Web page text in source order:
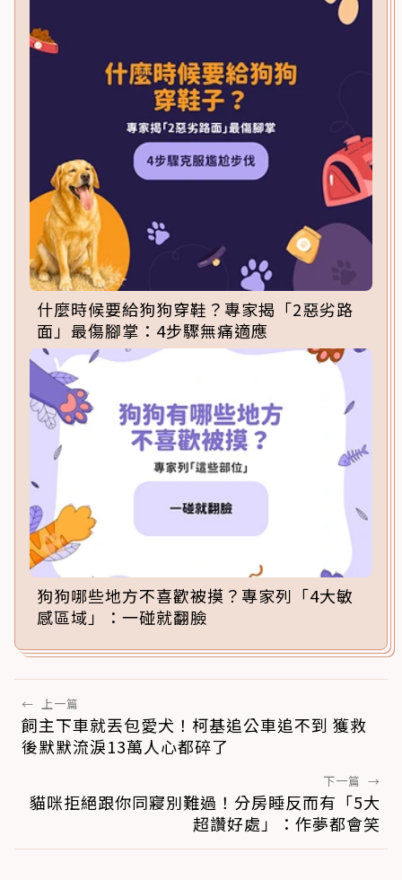
什麼時候要給狗狗穿鞋？專家揭「2惡劣路
面」最傷腳掌：4步驟無痛適應
狗狗哪些地方不喜歡被摸？專家列「4大敏
感區域」：一碰就翻臉
← 上一篇
飼主下車就丟包愛犬！柯基追公車追不到 獲救
後默默流淚13萬人心都碎了
下一篇 →
貓咪拒絕跟你同寢別難過！分房睡反而有「5大
超讚好處」：作夢都會笑